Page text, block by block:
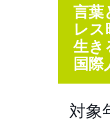
言葉
レス
生き
国際
対象